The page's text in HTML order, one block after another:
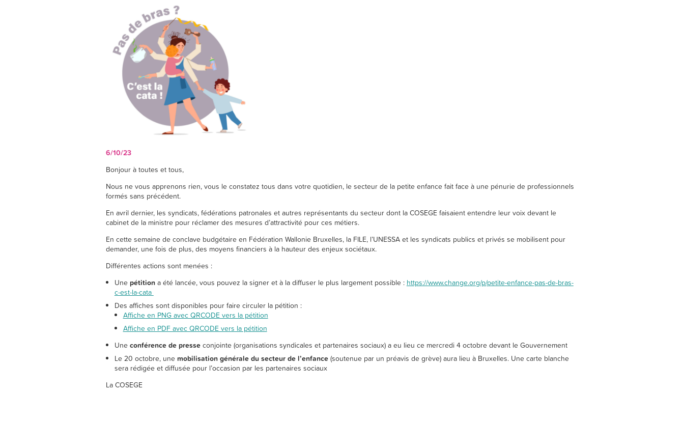
6/10/23
Bonjour à toutes et tous,
Nous ne vous apprenons rien, vous le constatez tous dans votre quotidien, le secteur de la petite enfance fait face à une pénurie de professionnels
formés sans précédent.
En avril dernier, les syndicats, fédérations patronales et autres représentants du secteur dont la COSEGE faisaient entendre leur voix devant le
cabinet de la ministre pour réclamer des mesures d’attractivité pour ces métiers.
En cette semaine de conclave budgétaire en Fédération Wallonie Bruxelles, la FILE, l’UNESSA et les syndicats publics et privés se mobilisent pour
demander, une fois de plus, des moyens financiers à la hauteur des enjeux sociétaux.
Différentes actions sont menées :
Une pétition a été lancée, vous pouvez la signer et à la diffuser le plus largement possible : https://www.change.org/p/petite-enfance-pas-de-bras-
c-est-la-cata
Des affiches sont disponibles pour faire circuler la pétition :
Affiche en PNG avec QRCODE vers la pétition
Affiche en PDF avec QRCODE vers la pétition
Une conférence de presseconjointe (organisations syndicales et partenaires sociaux) a eu lieu ce mercredi 4 octobre devant le Gouvernement
Le 20 octobre, une mobilisation générale du secteur de l’enfance(soutenue par un préavis de grève) aura lieu à Bruxelles. Une carte blanche
sera rédigée et diffusée pour l’occasion par les partenaires sociaux
La COSEGE